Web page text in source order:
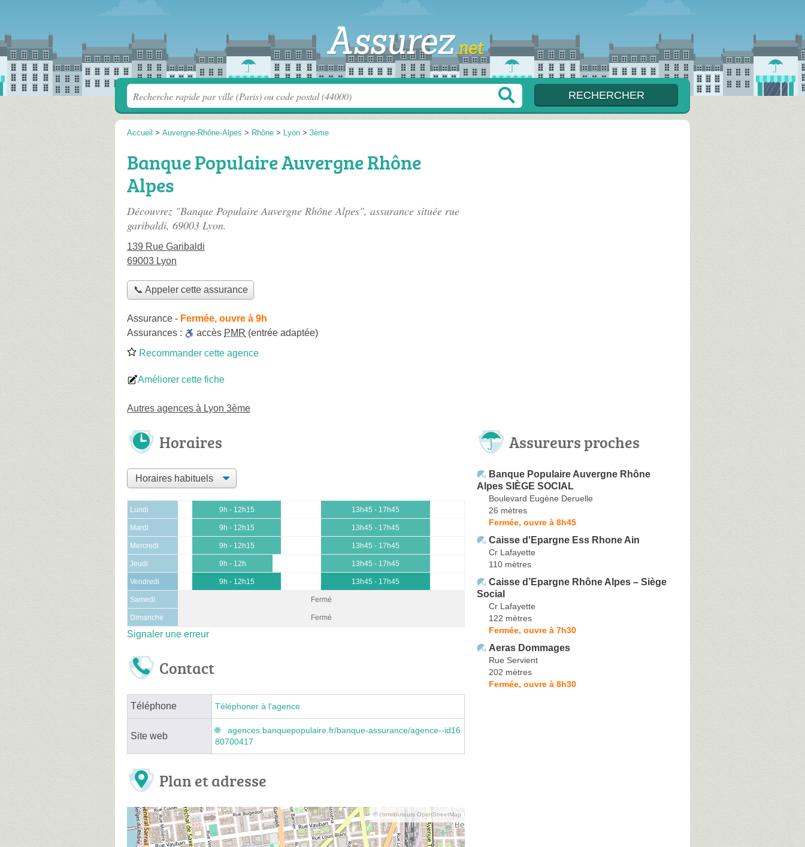
Accueil > Auvergne-Rhône-Alpes > Rhône > Lyon > 3ème
Banque Populaire Auvergne Rhône
Alpes
Découvrez "Banque Populaire Auvergne Rhône Alpes", assurance située rue
garibaldi, 69003 Lyon.
139 Rue Garibaldi
69003 Lyon
📞 Appeler cette assurance
Assurance - Fermée, ouvre à 9h
Assurances :
accès PMR (entrée adaptée)
Recommander cette agence
Améliorer cette fiche
Autres agences à Lyon 3ème
Horaires
Lundi 9h - 12h15 13h45 - 17h45
Mardi 9h - 12h15 13h45 - 17h45
Mercredi 9h - 12h15 13h45 - 17h45
Jeudi 9h - 12h 13h45 - 17h45
Vendredi 9h - 12h15 13h45 - 17h45
Samedi Fermé
Dimanche Fermé
Signaler une erreur
Contact
Téléphone Téléphoner à l'agence
Site web
agences.banquepopulaire.fr/banque-assurance/agence--id16
80700417
Plan et adresse
© contributeurs OpenStreetMap
Assureurs proches
Banque Populaire Auvergne Rhône
Alpes SIÈGE SOCIAL
Boulevard Eugène Deruelle
26 mètres
Fermée, ouvre à 8h45
Caisse d'Epargne Ess Rhone Ain
Cr Lafayette
110 mètres
Caisse d’Epargne Rhône Alpes – Siège
Social
Cr Lafayette
122 mètres
Fermée, ouvre à 7h30
Aeras Dommages
Rue Servient
202 mètres
Fermée, ouvre à 8h30